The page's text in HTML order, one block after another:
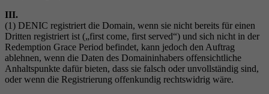
III.
(1) DENIC registriert die Domain, wenn sie nicht bereits für einen
Dritten registriert ist („first come, first served“) und sich nicht in der
Redemption Grace Period befindet, kann jedoch den Auftrag
ablehnen, wenn die Daten des Domaininhabers offensichtliche
Anhaltspunkte dafür bieten, dass sie falsch oder unvollständig sind,
oder wenn die Registrierung offenkundig rechtswidrig wäre.